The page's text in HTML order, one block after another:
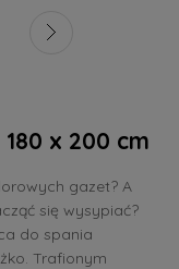
180 x 200 cm
gazet? A
się wysypiać?
do spania
Trafionym